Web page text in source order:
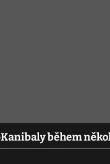
Kanibaly během